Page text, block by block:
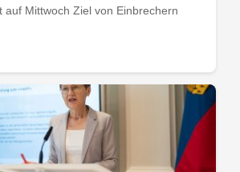
auf Mittwoch Ziel von Einbrechern